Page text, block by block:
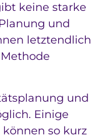
keine starke
und
letztendlich
und
Einige
so kurz